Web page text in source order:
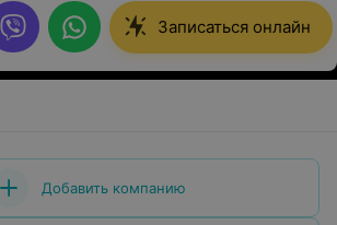
Записаться онлайн
Добавить компанию